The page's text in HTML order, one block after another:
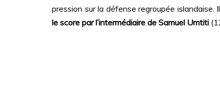
pression sur la défense regroupée islandaise.
le score par l’intermédiaire de Samuel Umtiti